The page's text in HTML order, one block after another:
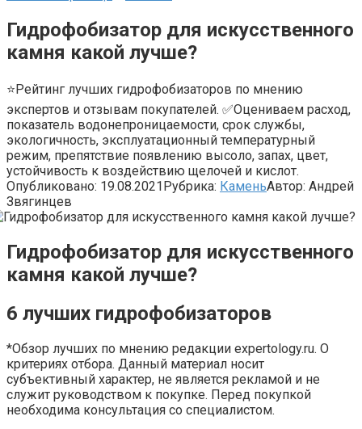
Гидрофобизатор для искусственного
камня какой лучше?
⭐Рейтинг лучших гидрофобизаторов по мнению
экспертов и отзывам покупателей. ✅Оцениваем расход,
показатель водонепроницаемости, срок службы,
экологичность, эксплуатационный температурный
режим, препятствие появлению высоло, запах, цвет,
устойчивость к воздействию щелочей и кислот.
Опубликовано: 19.08.2021Рубрика: КаменьАвтор: Андрей
Звягинцев
Гидрофобизатор для искусственного
камня какой лучше?
6 лучших гидрофобизаторов
*Обзор лучших по мнению редакции expertology.ru. О
критериях отбора. Данный материал носит
субъективный характер, не является рекламой и не
служит руководством к покупке. Перед покупкой
необходима консультация со специалистом.